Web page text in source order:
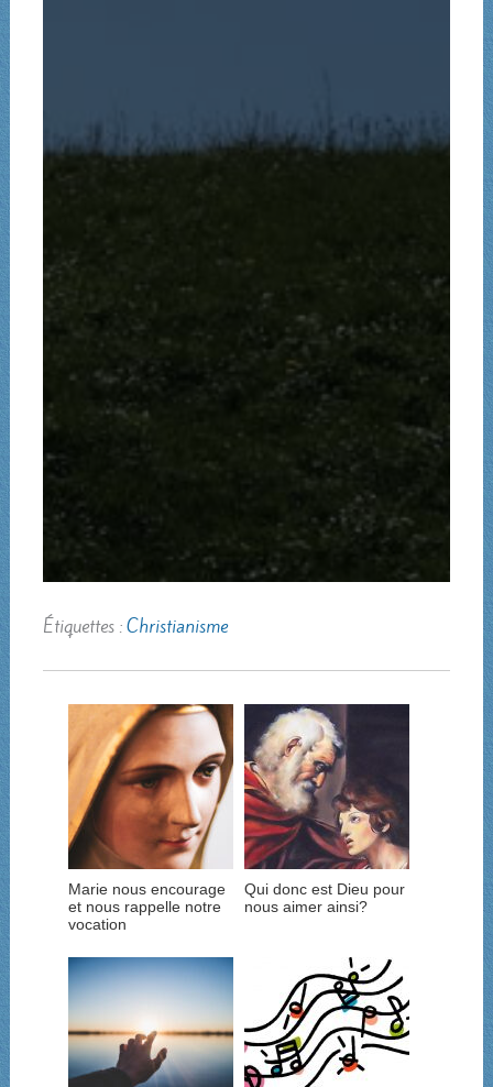
Étiquettes :Christianisme
Marie nous encourage
et nous rappelle notre
vocation
Qui donc est Dieu pour
nous aimer ainsi?